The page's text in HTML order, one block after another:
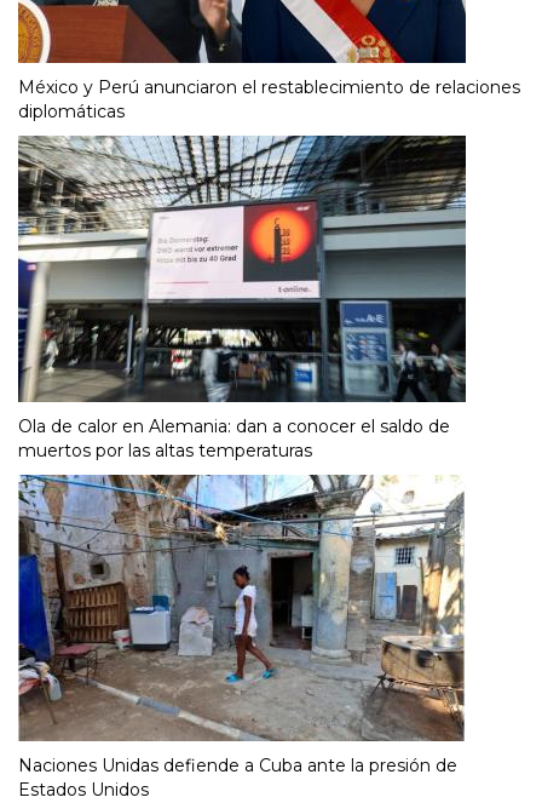
México y Perú anunciaron el restablecimiento de relaciones
diplomáticas
Ola de calor en Alemania: dan a conocer el saldo de
muertos por las altas temperaturas
Naciones Unidas defiende a Cuba ante la presión de
Estados Unidos